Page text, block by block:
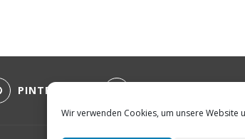
Wir verwenden Cookies, um unsere Website
PINTEREST